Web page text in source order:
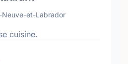
Neuve-et-Labrador
cuisine.